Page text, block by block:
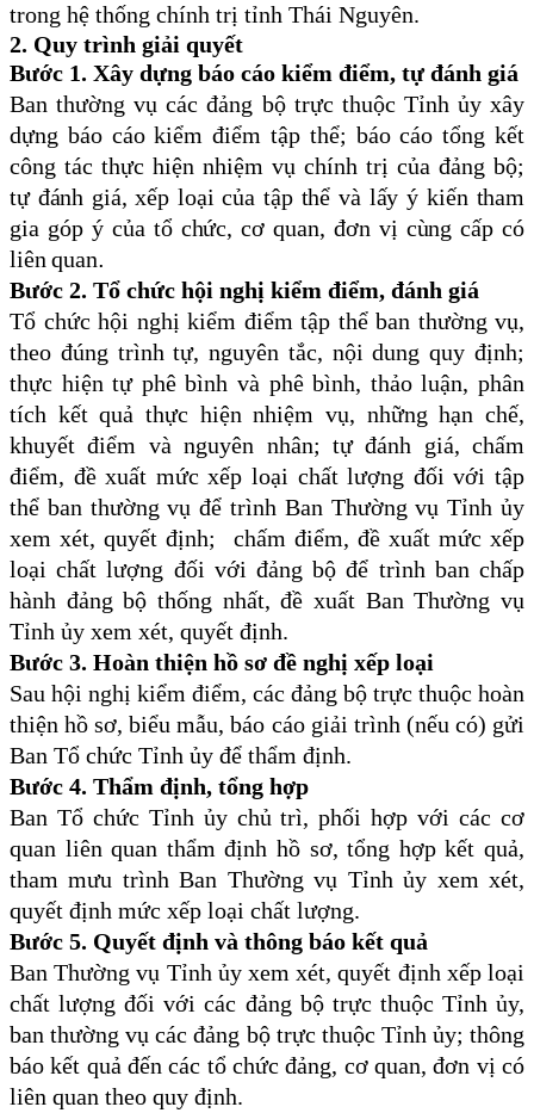
trong hệ thống chính trị tỉnh Thái Nguyên.
2. Quy trình giải quyết
Bước 1. Xây dựng báo cáo kiểm điểm, tự đánh giá
Ban thường vụ các đảng bộ trực thuộc Tỉnh ủy xây
dựng báo cáo kiểm điểm tập thể; báo cáo tổng kết
công tác thực hiện nhiệm vụ chính trị của đảng bộ;
tự đánh giá, xếp loại của tập thể và lấy ý kiến tham
giagópýcủa tổ chức, cơ quan, đơn vị cùng cấp có
liên quan.
Bước 2. Tổ chức hội nghị kiểm điểm, đánh giá
Tổ chức hội nghị kiểm điểm tập thể ban thường vụ,
theo đúng trình tự, nguyên tắc, nội dung quy định;
thực hiện tự phê bình và phê bình, thảo luận, phân
tích kết quả thực hiện nhiệm vụ, những hạn chế,
khuyết điểm và nguyên nhân; tự đánh giá, chấm
điểm, đề xuất mức xếp loại chất lượng đối với tập
thể ban thường vụ để trình Ban Thường vụ Tỉnh ủy
xem xét, quyết định; chấm điểm, đề xuất mức xếp
loại chất lượng đối với đảng bộ để trình ban chấp
hành đảng bộ thống nhất, đề xuất Ban Thường vụ
Tỉnh ủy xem xét, quyết định.
Bước 3. Hoàn thiện hồ sơ đề nghị xếp loại
Sau hội nghị kiểm điểm, các đảng bộ trực thuộc hoàn
thiện hồ sơ, biểu mẫu, báo cáo giải trình (nếu có) gửi
Ban Tổ chức Tỉnh ủy để thẩm định.
Bước 4. Thẩm định, tổng hợp
Ban Tổ chức Tỉnh ủy chủ trì,phối hợp với các cơ
quan liên quan thẩm định hồ sơ, tổng hợp kết quả,
tham mưu trìnhBan Thường vụ Tỉnh ủy xem xét,
quyết định mức xếp loại chất lượng.
Bước 5. Quyết định và thông báo kết quả
Ban Thường vụ Tỉnh ủy xem xét, quyết định xếp loại
chất lượng đối với các đảng bộ trực thuộc Tỉnh ủy,
ban thường vụ các đảng bộ trực thuộc Tỉnh ủy; thông
báo kết quả đến các tổ chức đảng, cơ quan, đơn vị có
liên quan theo quy định.